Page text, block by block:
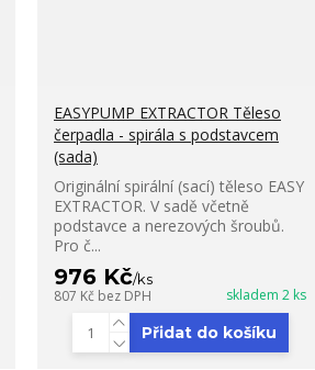
EASYPUMP EXTRACTOR Těleso
čerpadla - spirála s podstavcem
(sada)
Originální spirální (sací) těleso EASY
EXTRACTOR. V sadě včetně
podstavce a nerezových šroubů.
Pro č...
976 Kč/ks
807 Kč bez DPH skladem 2 ks
Přidat do košíku